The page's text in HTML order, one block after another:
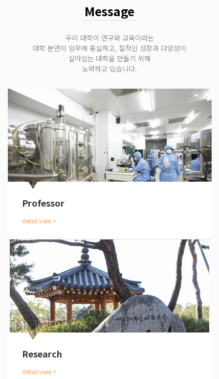
Message
우리 대학이 연구와 교육이라는
대학 본연의 임무에 충실하고, 질적인 성장과 다양성이
살아있는 대학을 만들기 위해
노력하고 있습니다.
Professor
Research